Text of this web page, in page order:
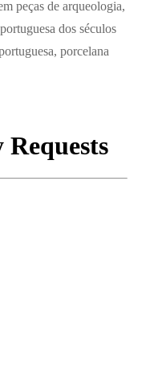
peças de arqueologia,
dos séculos
porcelana